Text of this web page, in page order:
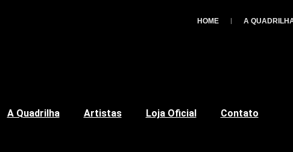
HOME A
A Quadrilha Artistas Loja Oficial Contato